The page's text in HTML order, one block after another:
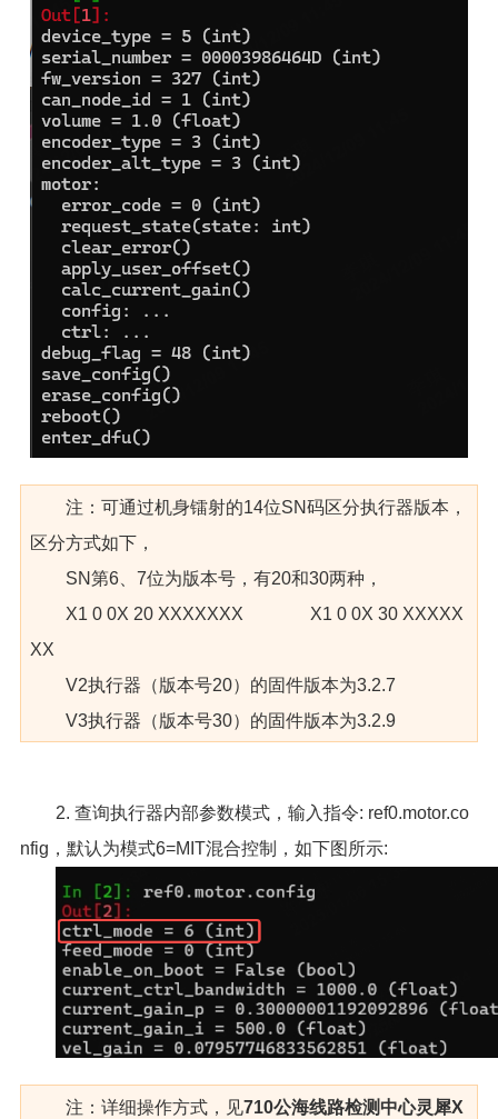
注：可通过机身镭射的14位SN码区分执行器版本，
区分方式如下，
SN第6、7位为版本号，有20和30两种，
X1 0 0X 20 XXXXXXX X1 0 0X 30 XXXXX
XX
V2执行器（版本号20）的固件版本为3.2.7
V3执行器（版本号30）的固件版本为3.2.9
2. 查询执行器内部参数模式，输入指令: ref0.motor.co
nfig，默认为模式6=MIT混合控制，如下图所示:
注：详细操作方式，见710公海线路检测中心灵犀X